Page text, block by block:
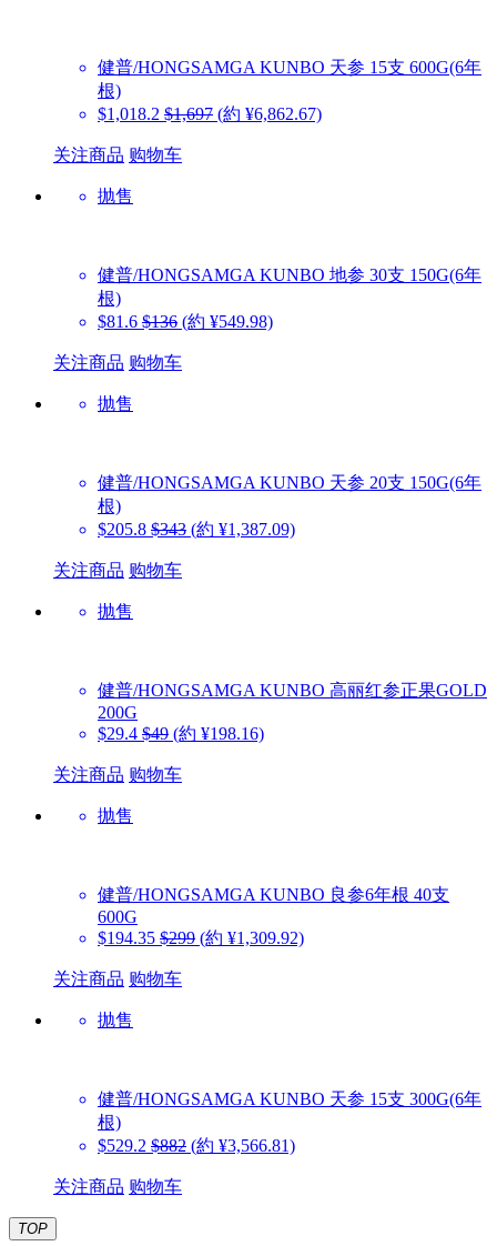
健普/HONGSAMGA KUNBO 天参 15支 600G(6年
根)
$1,018.2 $1,697 (約 ¥6,862.67)
关注商品 购物车
抛售
健普/HONGSAMGA KUNBO 地参 30支 150G(6年
根)
$81.6 $136 (約 ¥549.98)
关注商品 购物车
抛售
健普/HONGSAMGA KUNBO 天参 20支 150G(6年
根)
$205.8 $343 (約 ¥1,387.09)
关注商品 购物车
抛售
健普/HONGSAMGA KUNBO 高丽红参正果GOLD
200G
$29.4 $49 (約 ¥198.16)
关注商品 购物车
抛售
健普/HONGSAMGA KUNBO 良参6年根 40支
600G
$194.35 $299 (約 ¥1,309.92)
关注商品 购物车
抛售
健普/HONGSAMGA KUNBO 天参 15支 300G(6年
根)
$529.2 $882 (約 ¥3,566.81)
关注商品 购物车
TOP